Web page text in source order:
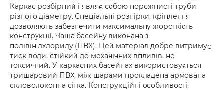
Каркас розбірний і являє собою порожнисті труби
різного діаметру. Спеціальні розпірки, кріплення
дозволяють забезпечити максимальну жорсткість
конструкції. Чаша басейну виконана з
полівінілхлориду (ПВХ). Цей матеріал добре витримує
тиск води, стійкий до механічних впливів, не
токсичний. У каркасних басейнах використовується
тришаровий ПВХ, між шарами прокладена армована
скловолоконна сітка. Конструкційні особливості,